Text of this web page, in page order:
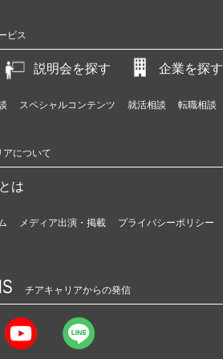
ビス
説明会を探す 企業を探す
スペシャルコンテンツ 就活相談 転職相談
アについて
は
メディア出演・掲載 プライバシーポリシー
チアキャリアからの発信